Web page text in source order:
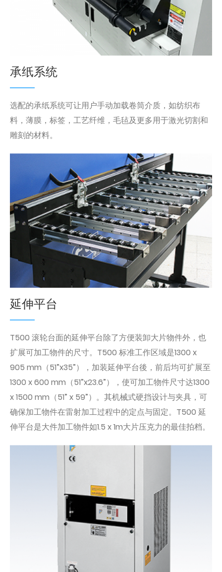
承纸系统
选配的承纸系统可让用户手动加载卷筒介质，如纺织布
料，薄膜，标签，工艺纤维，毛毡及更多用于激光切割和
雕刻的材料。
延伸平台
T500 滚轮台面的延伸平台除了方便装卸大片物件外，也
扩展可加工物件的尺寸。T500 标准工作区域是1300 x
905 mm（51”x35”），加装延伸平台後，前后均可扩展至
1300 x 600 mm（51”x23.6”），使可加工物件尺寸达1300
x 1500 mm（51” x 59”）。其机械式硬挡设计与夹具，可
确保加工物件在雷射加工过程中的定点与固定。T500 延
伸平台是大件加工物件如1.5 x 1m大片压克力的最佳拍档。